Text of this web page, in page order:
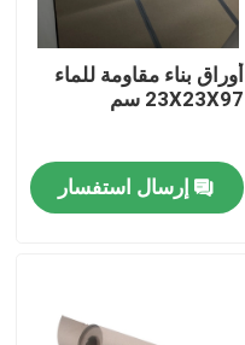
أوراق بناء مقاومة للماء
23X23X97 سم
إرسال استفسار